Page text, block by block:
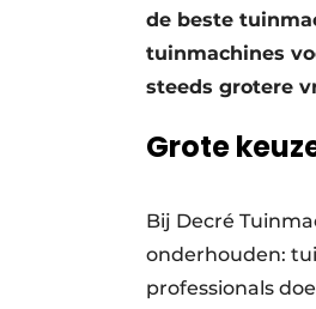
de beste
tuinmachines
steeds grotere
Grote
Bij Decré
onderhouden:
professionals